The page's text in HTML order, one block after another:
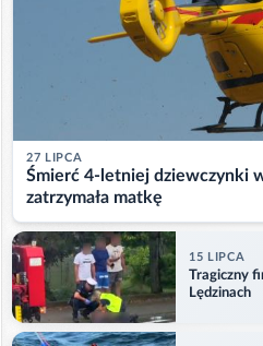
27 LIPCA
Śmierć 4-letniej dziewczynki
zatrzymała matkę
15 LIPCA
Tragiczny
Lędzinach